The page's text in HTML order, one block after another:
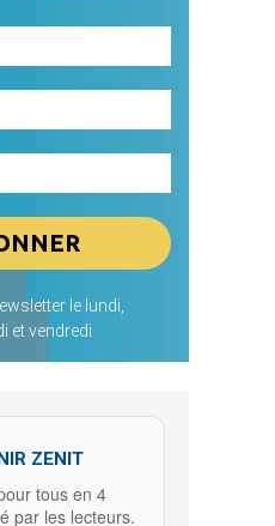
le lundi,
et vendredi
ZENIT
tous en 4
par les lecteurs.